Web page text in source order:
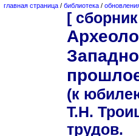
главная страница / библиотека /
[
(к
Т.Н.
трудов.